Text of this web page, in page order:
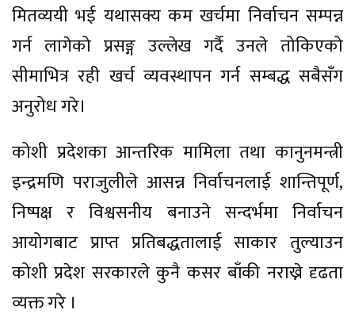
मितव्ययी भई यथासक्य कम खर्चमा निर्वाचन सम्पन्न
गर्न लागेको प्रसङ्ग उल्लेख गर्दै उनले तोकिएको
सीमाभित्र रही खर्च व्यवस्थापन गर्न सम्बद्ध सबैसँग
अनुरोध गरे।
कोशी प्रदेशका आन्तरिक मामिला तथा कानुनमन्त्री
इन्द्रमणि पराजुलीले आसन्न निर्वाचनलाई शान्तिपूर्ण,
निष्पक्ष र विश्वसनीय बनाउने सन्दर्भमा निर्वाचन
आयोगबाट प्राप्त प्रतिबद्धतालाई साकार तुल्याउन
कोशी प्रदेश सरकारले कुनै कसर बाँकी नराख्ने दृढता
व्यक्त गरे ।